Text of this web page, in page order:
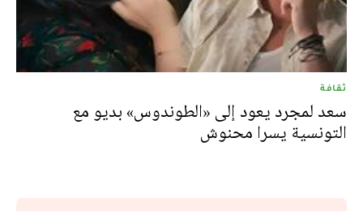
ثقافة
سعد لمجرد يعود إلى «الطوندوس» بديو مع
التونسية يسرا محنوش